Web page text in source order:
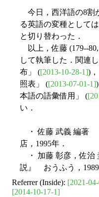
今日，西洋語の8割
る英語の変種として
と切り替わった．
以上，佐藤 (179--
して執筆した．関連
布」 ([2013-10-28-1])
照表」 ([2013-07-01-1]
本語の語彙借用」 (
い．
・ 佐藤 武義 編著
店，1995年．
・ 加藤 彰彦，佐治
説』 おうふう，1989
Referrer (Inside): [2021-
[2014-10-17-1]